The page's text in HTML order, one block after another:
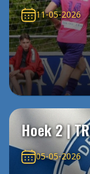
11-05-2026
Hoek 2 |
05-05-2026